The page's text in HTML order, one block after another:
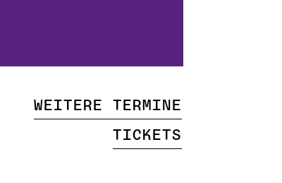
Weitere Termine
Tickets